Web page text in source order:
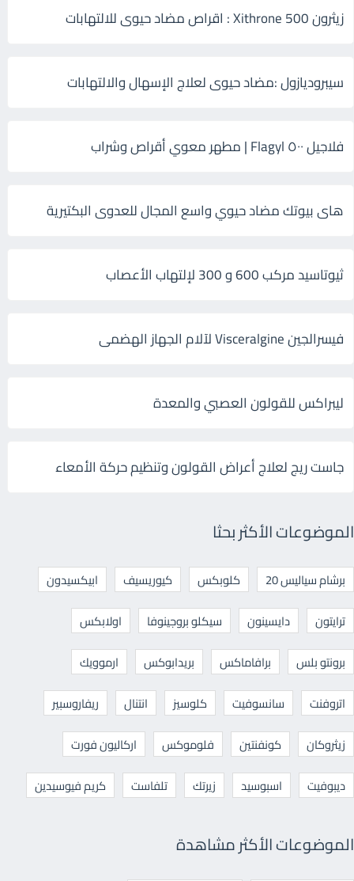
زيثرون 500 Xithrone : اقراص مضاد حيوى للالتهابات
سيبروديازول :مضاد حيوى لعلاج الإسهال والالتهابات
فلاجيل ٥٠٠ Flagyl | مطهر معوي أقراص وشراب
هاى بيوتك مضاد حيوي واسع المجال للعدوى البكتيرية
ثيوتاسيد مركب 600 و 300 لإلتهاب الأعصاب
فيسرالجين Visceralgine لآلام الجهاز الهضمى
ليبراكس للقولون العصبي والمعدة
جاست ريج لعلاج أعراض القولون وتنظيم حركة الأمعاء
الموضوعات الأكثر بحثا
برشام سياليس 20 كلوبكس كيوريسيف
ابيكسيدون
ترايتون
دايسينون سيكلو بروجينوفا
اولابكس
برونتو بلس
برافاماكس بريدابوكس
ارموويك
اتروفنت
سانسوفيت كلوسيز انتنال
ريفاروسبير
زيثروكان
كونفنتين فلوموكس
اركاليون فورت
ديبوفيت
اسبوسيد زيرتك تلفاست كريم فيوسيدين
الموضوعات الأكثر مشاهدة